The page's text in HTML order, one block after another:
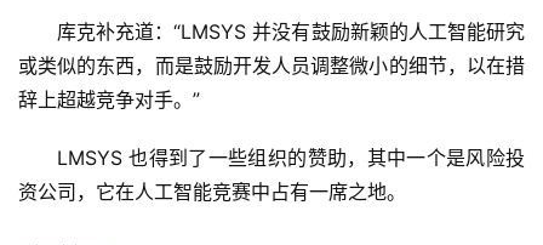
库克补充道：“LMSYS 并没有鼓励新颖的人工智能研究
或类似的东西，而是鼓励开发人员调整微小的细节，以在措
辞上超越竞争对手。”
LMSYS 也得到了一些组织的赞助，其中一个是风险投
资公司，它在人工智能竞赛中占有一席之地。